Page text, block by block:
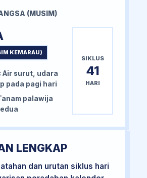
(MUSIM)
KEMARAU)
Air surut, udara
pada pagi hari
palawija
SIKLUS
41
HARI
LENGKAP
dan urutan siklus hari